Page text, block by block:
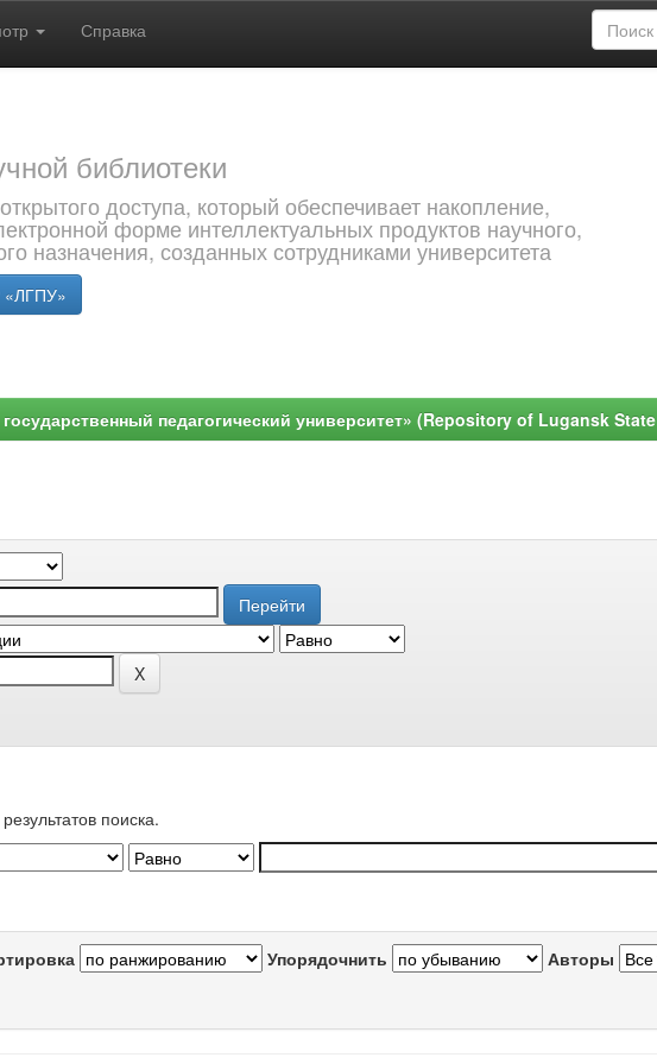
Справка
библиотеки
доступа, который обеспечивает накопление,
форме интеллектуальных продуктов научного,
назначения, созданных сотрудниками университета
педагогический университет» (Repository of Lugansk
поиска.
Упорядочнить Авторы